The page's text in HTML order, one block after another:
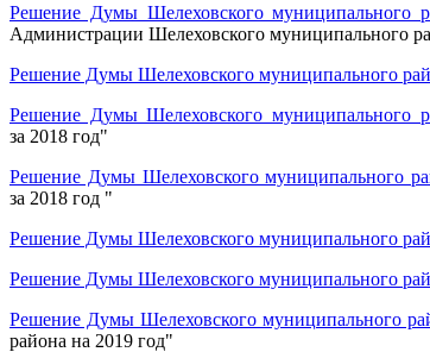
Решение Думы Шелеховского муниципального
Администрации Шелеховского муниципального
Решение Думы Шелеховского муниципального
Решение Думы Шелеховского муниципального
за 2018 год"
Решение Думы Шелеховского муниципального
за 2018 год "
Решение Думы Шелеховского муниципального
Решение Думы Шелеховского муниципального
Решение Думы Шелеховского муниципального
района на 2019 год"